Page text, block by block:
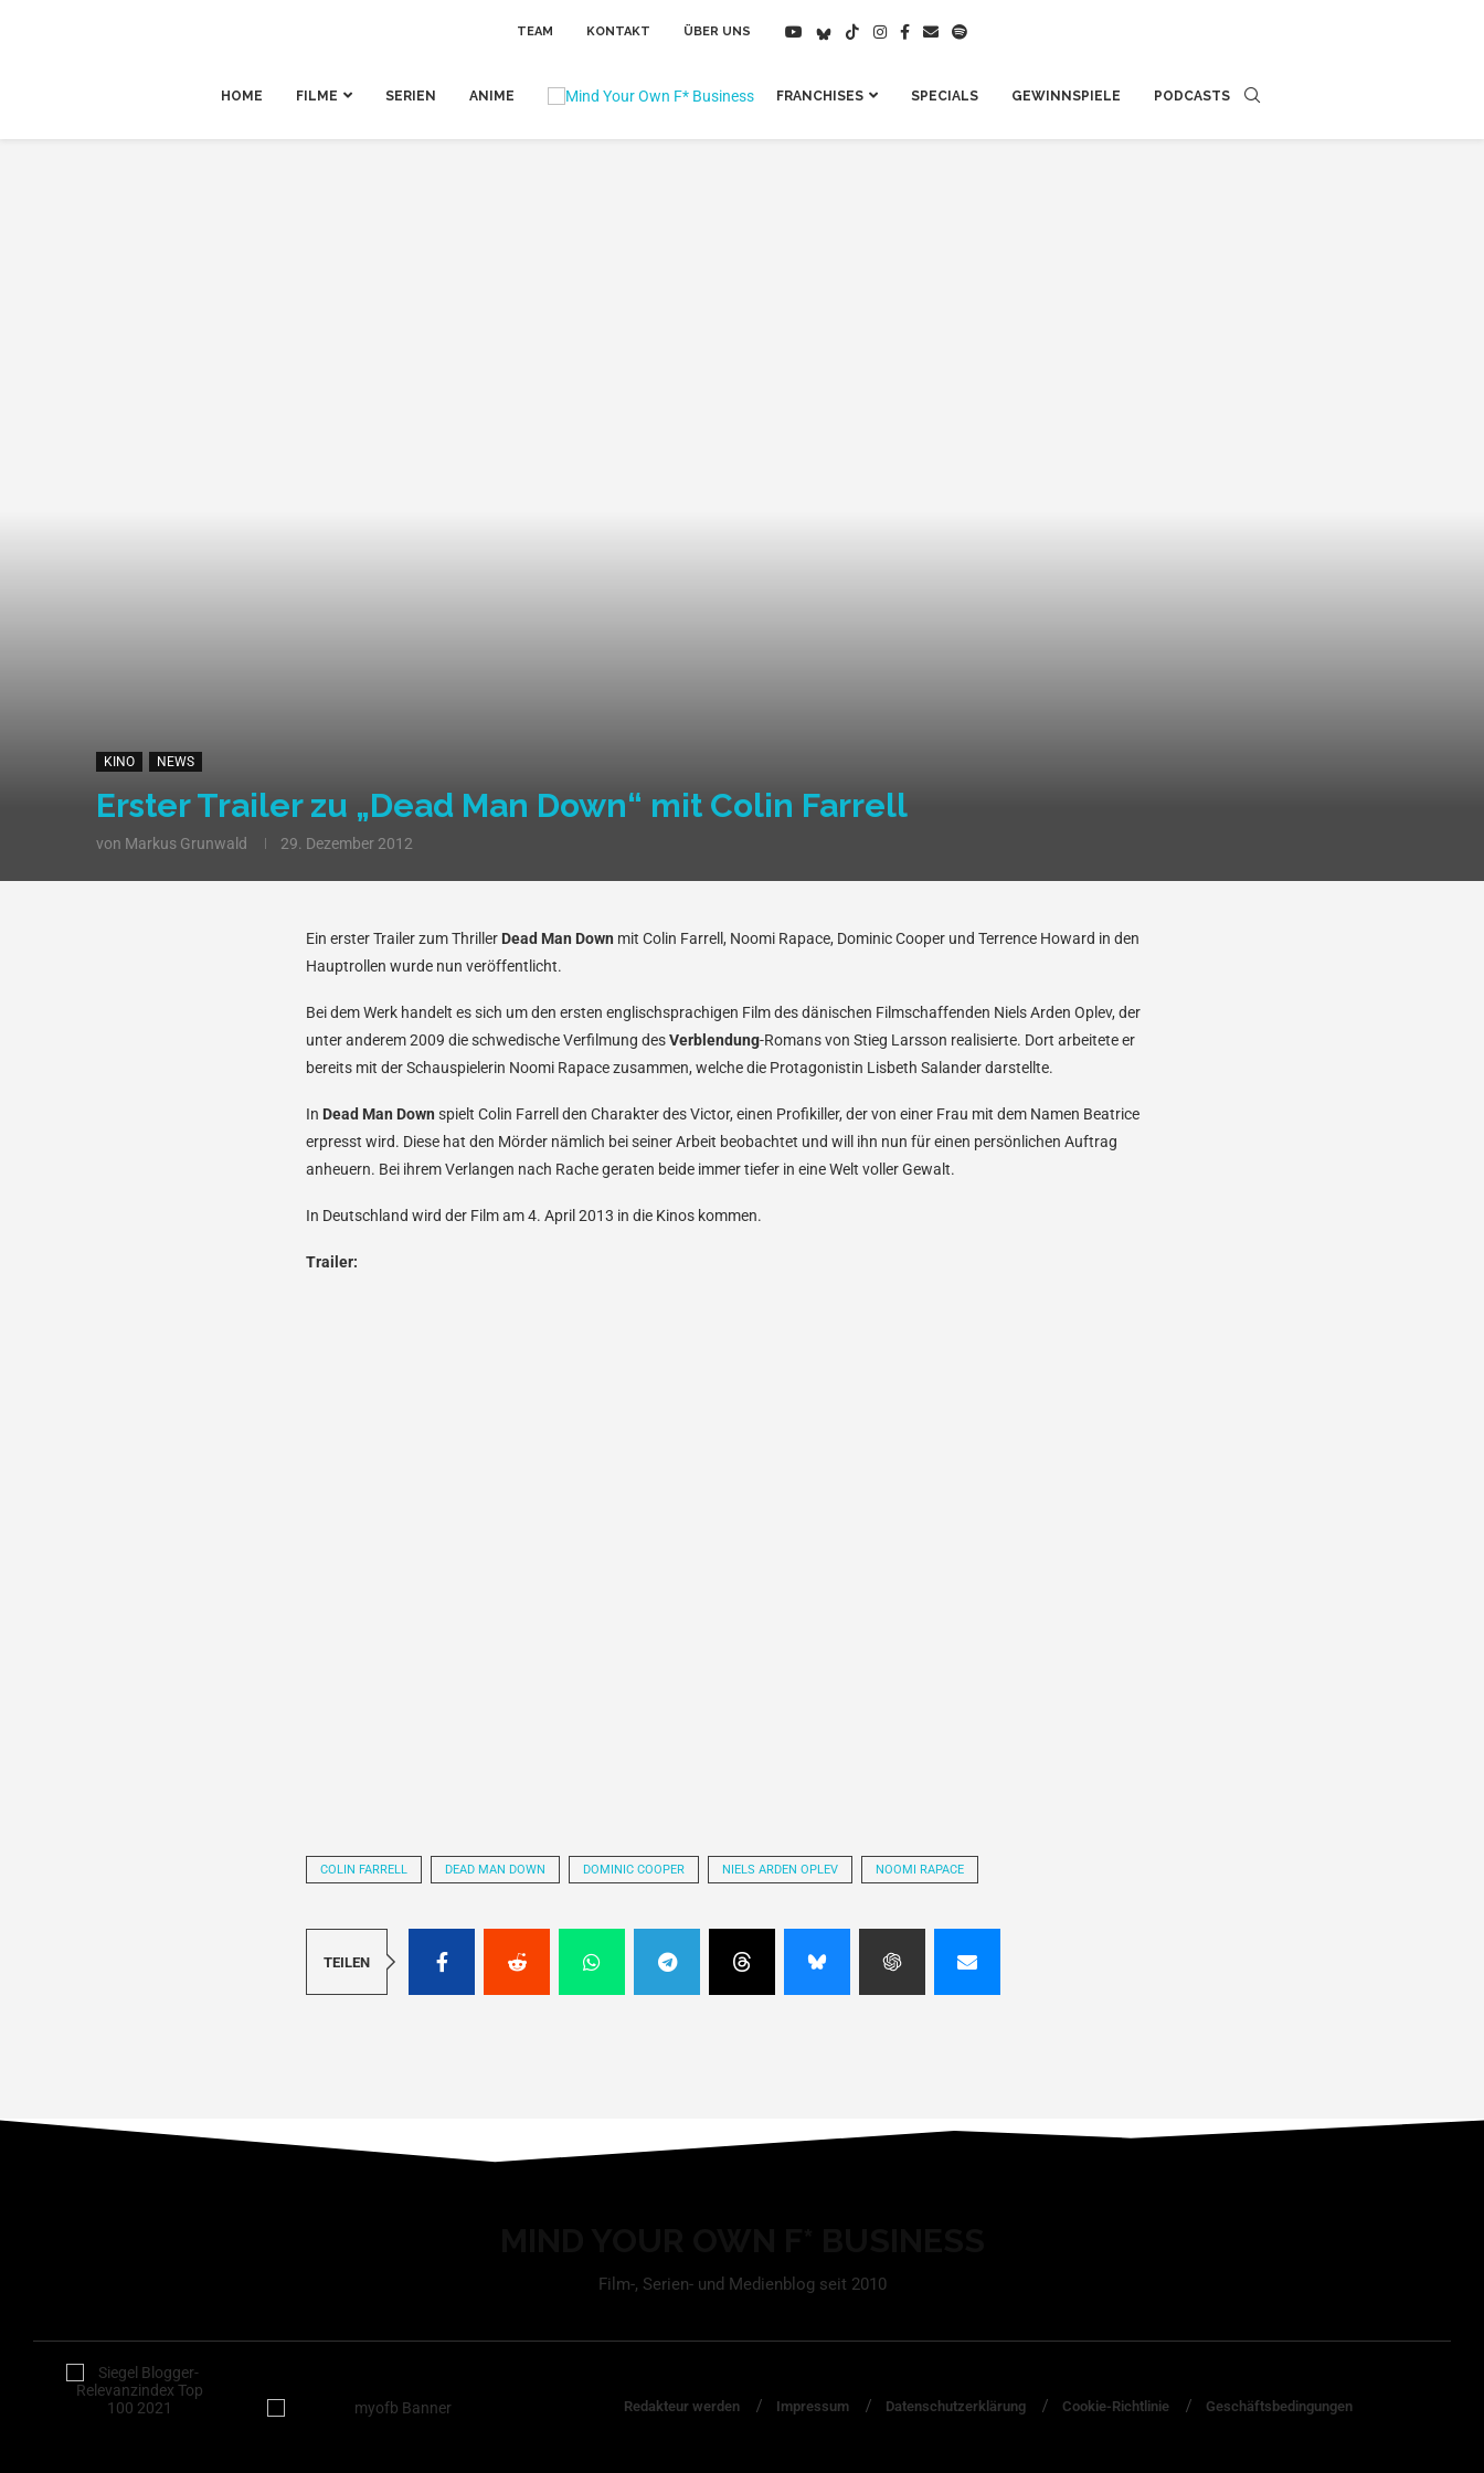
TEAM KONTAKT ÜBER UNS
HOME FILME SERIEN ANIME FRANCHISES SPECIALS GEWINNSPIELE PODCASTS
KINO NEWS
Erster Trailer zu „Dead Man Down“ mit Colin Farrell
von Markus Grunwald 29. Dezember 2012
Ein erster Trailer zum Thriller Dead Man Down mit Colin Farrell, Noomi Rapace, Dominic Cooper und Terrence Howard in den
Hauptrollen wurde nun veröffentlicht.
Bei dem Werk handelt es sich um den ersten englischsprachigen Film des dänischen Filmschaffenden Niels Arden Oplev, der
unter anderem 2009 die schwedische Verfilmung desVerblendung-Romans von Stieg Larsson realisierte. Dort arbeitete er
bereits mit der Schauspielerin Noomi Rapace zusammen, welche die Protagonistin Lisbeth Salander darstellte.
In Dead Man Down spielt Colin Farrell den Charakter des Victor, einen Profikiller, der von einer Frau mit dem Namen Beatrice
erpresst wird. Diese hat den Mörder nämlich bei seiner Arbeit beobachtet und will ihn nun für einen persönlichen Auftrag
anheuern. Bei ihrem Verlangen nach Rache geraten beide immer tiefer in eine Welt voller Gewalt.
In Deutschland wird der Film am 4. April 2013 in die Kinos kommen.
Trailer:
COLIN FARRELL DEAD MAN DOWN DOMINIC COOPER NIELS ARDEN OPLEV NOOMI RAPACE
TEILEN
Film-, Serien- und Medienblog seit 2010
Redakteur werden Impressum Datenschutzerklärung Cookie-Richtlinie Geschäftsbedingungen